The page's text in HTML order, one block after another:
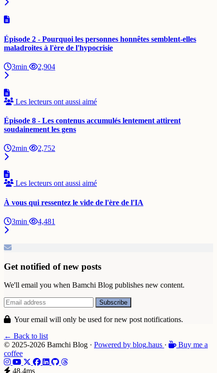
Épisode 2 - Pourquoi les personnes honnêtes semblent-elles
maladroites à l'ère de l'hypocrisie
3min 2,904
Les lecteurs ont aussi aimé
Épisode 8 - Les contenus accumulés lentement attirent
soudainement les gens
2min 2,752
Les lecteurs ont aussi aimé
À vous qui ressentez le vide de l'ère de l'IA
3min 4,481
Get notified of new posts
We'll email you when Bamchi Blog publishes new content.
Your email will only be used for new post notifications.
← Back to list
© 2025-2026 Bamchi Blog · Powered by blog.haus ·
Buy me a
coffee
48.4ms